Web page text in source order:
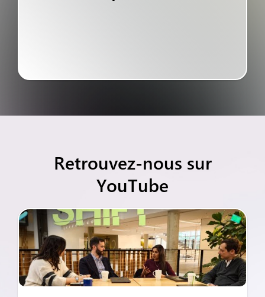
Retrouvez-nous sur
YouTube